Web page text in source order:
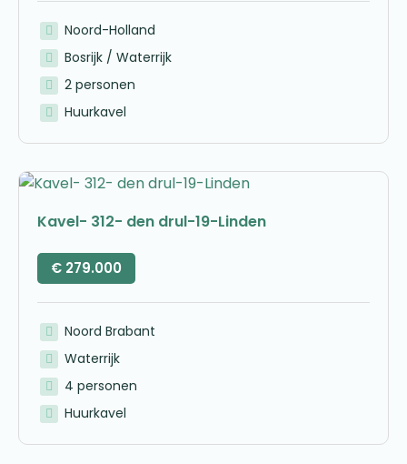
Noord-Holland
Bosrijk / Waterrijk
2 personen
Huurkavel
Kavel- 312- den drul-19-Linden
€ 279.000
Noord Brabant
Waterrijk
4 personen
Huurkavel